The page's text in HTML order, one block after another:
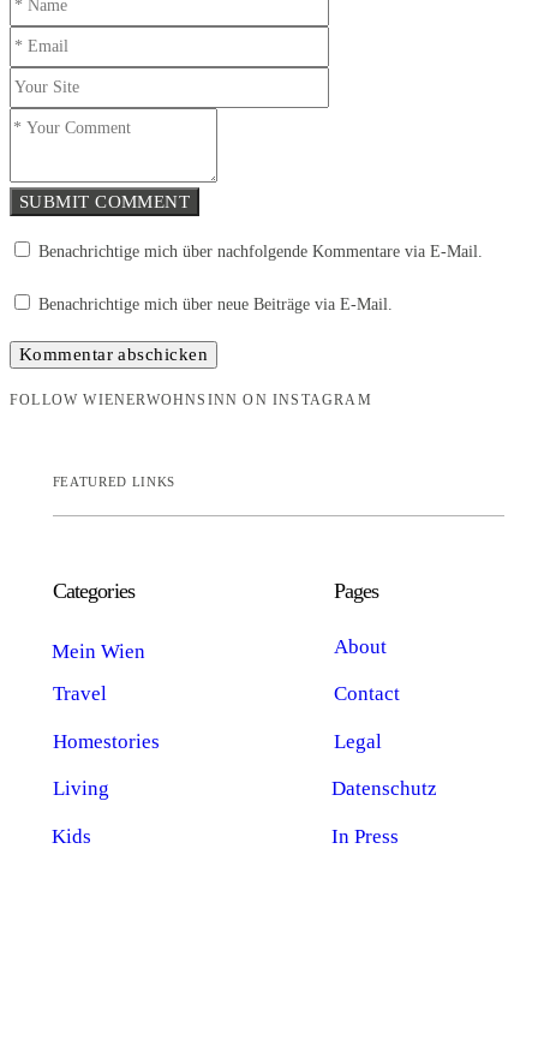
SUBMIT COMMENT
Benachrichtige mich über nachfolgende Kommentare via E-Mail.
Benachrichtige mich über neue Beiträge via E-Mail.
FOLLOW WIENERWOHNSINN ON INSTAGRAM
FEATURED LINKS
Categories Pages
Living
About
Travel Contact
Homestories
In Press
Mein Wien
Legal
Kids
Datenschutz